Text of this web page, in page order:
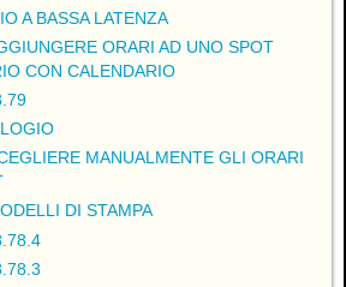
A BASSA LATENZA
ORARI AD UNO SPOT
CON CALENDARIO
MANUALMENTE GLI ORARI
DI STAMPA